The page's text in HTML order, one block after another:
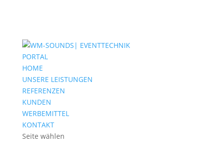
PORTAL
HOME
UNSERE LEISTUNGEN
REFERENZEN
KUNDEN
WERBEMITTEL
KONTAKT
Seite wählen